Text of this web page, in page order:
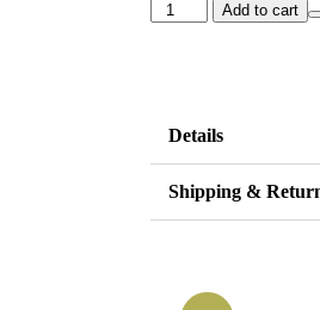
Add to cart
Details
Shipping &